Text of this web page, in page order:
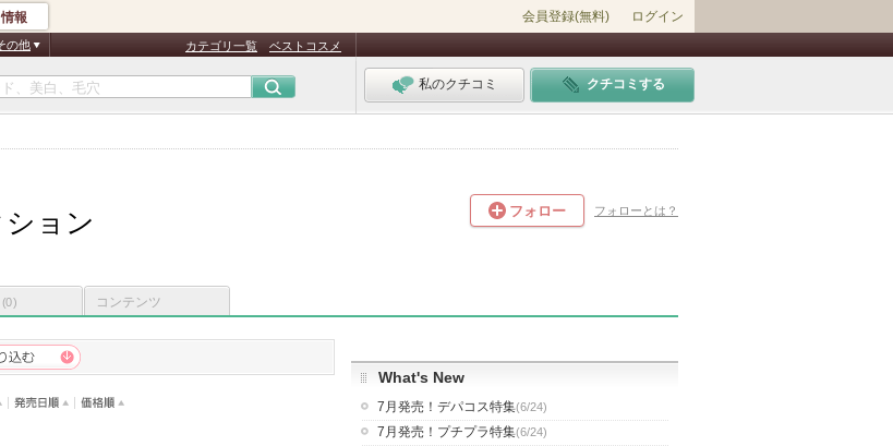
報 会員登録(無料) ログイン
の他 カテゴリ一覧 ベストコスメ
私のクチコミ クチコミする
ョン フォロー フォローとは？
(0) コンテンツ
What's New
7月発売！デパコス特集(6/24)
7月発売！プチプラ特集(6/24)